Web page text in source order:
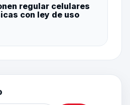
regular celulares
con ley de uso